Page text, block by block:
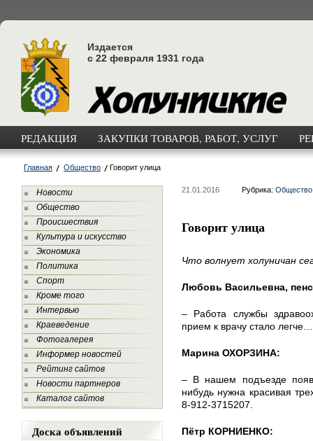
Издается
с 22 февраля 1931 года
РЕДАКЦИЯ ЗАКУПКИ ТОВАРОВ, РАБОТ, УСЛУГ
Главная Общество Говорит улица
Новости
Общество
Происшествия
Культура и искусство
Экономика
Политика
Спорт
Кроме того
Интервью
Краеведение
Фотогалерея
Информер новостей
Рейтинг сайтов
Новости партнеров
Каталог сайтов
Доска объявлений
21.01.2016 Рубрика: Общество
Говорит улица
Что волнует холуничан
Любовь Васильевна,
– Работа службы
прием к врачу стало легче…
Марина ОХОРЗИНА:
– В нашем подъезде
нибудь нужна красивая
8-912-3715207.
Пётр КОРНИЕНКО: